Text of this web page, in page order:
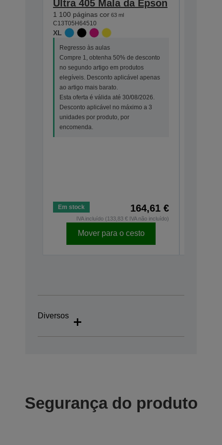
Ultra 405 Mala da Epson
1 100 páginas cor 63 ml
C13T05H64510
XL
Regresso às aulas
Compre 1, obtenha 50% de desconto
no segundo artigo em produtos
elegíveis. Desconto aplicável apenas
ao artigo mais barato.
Esta oferta é válida até 30/08/2026.
Desconto aplicável no máximo a 3
unidades por produto, por
encomenda.
Em stock 164,61 €
IVA incluído (133,83 € IVA não incluído)
Mover para o cesto
Diversos
Segurança do produto